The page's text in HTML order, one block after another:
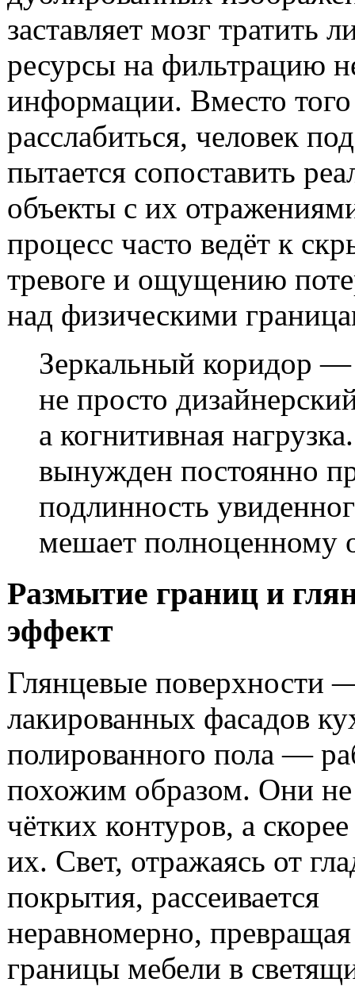
заставляет мозг тратить
ресурсы на фильтрацию
информации. Вместо
расслабиться, человек
пытается сопоставить
объекты с их
процесс часто ведёт к
тревоге и ощущению
над физическими
Зеркальный коридор —
не просто
а когнитивная
вынужден постоянно
подлинность
мешает полноценному
Размытие границ и
эффект
Глянцевые поверхности
лакированных фасадов
полированного пола —
похожим образом. Они не
чётких контуров, а
их. Свет, отражаясь от
покрытия, рассеивается
неравномерно,
границы мебели в